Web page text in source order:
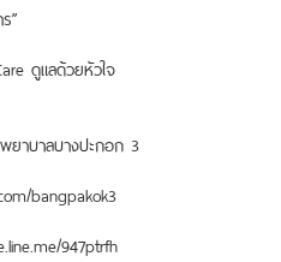
”
ดูแลด้วยหัวใจ
ยาบาลบางปะกอก 3
bangpakok3
947ptrfh